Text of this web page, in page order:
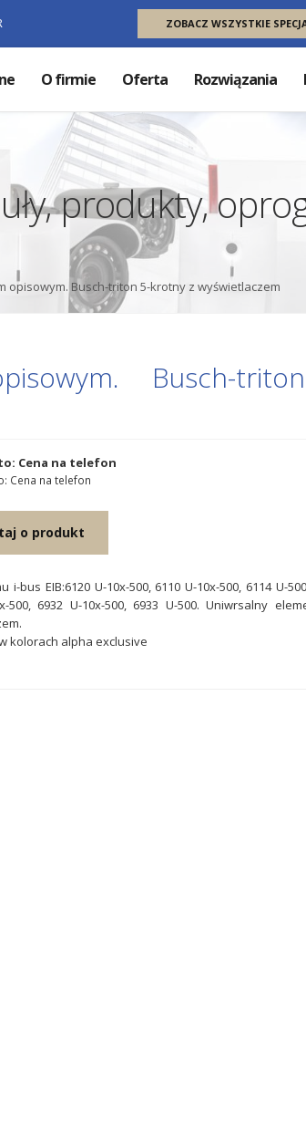
ZOBACZ WSZYSTKIE
O firmie Oferta Rozwiązania
produkty,
opisowym. Busch-triton 5-krotny z wyświetlaczem
Busch-
Cena na telefon
Cena na telefon
o produkt
i-bus EIB:6120 U-10x-500, 6110 U-10x-500, 6114 U-
500, 6932 U-10x-500, 6933 U-500. Uniwrsalny
kolorach alpha exclusive